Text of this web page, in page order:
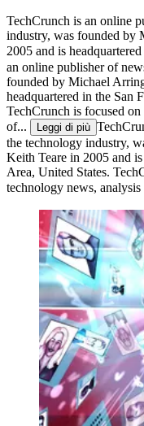
TechCrunch is an online
industry, was founded by
2005 and is
an online publisher of
founded by Michael
headquartered in the San
TechCrunch is focused
of...
Leggi di più
the technology industry,
Keith Teare in 2005 and
Area, United States.
technology news, analysis